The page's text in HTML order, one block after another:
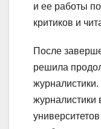
и ее работы
критиков и
После
решила
журналистики